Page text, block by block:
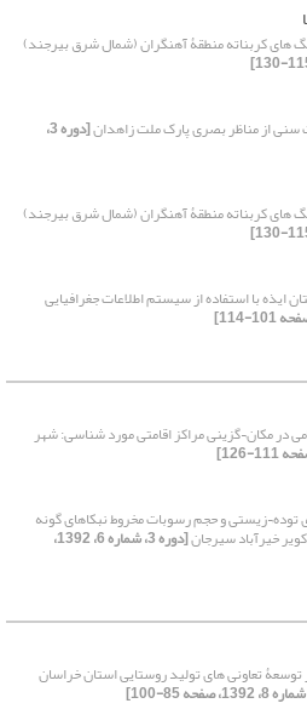
های کربناته منطقۀ آهنگران (شمال شرق بیرجند)
سنی از مناظر بصری پارک ملت زاهدان [دوره 3،
های کربناته منطقۀ آهنگران (شمال شرق بیرجند)
با استفاده از سیستم اطلاعات جغرافیایی
در مکان¬گزینی مراکز اقامتی مورد شناسی: شهر
توده¬زیستی و حجم رسوبات مخروط نبکاهای گونه
[دوره 3، شماره 6، 1392،
تعاونی های تولید روستایی استان خراسان